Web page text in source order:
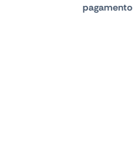
pagamento